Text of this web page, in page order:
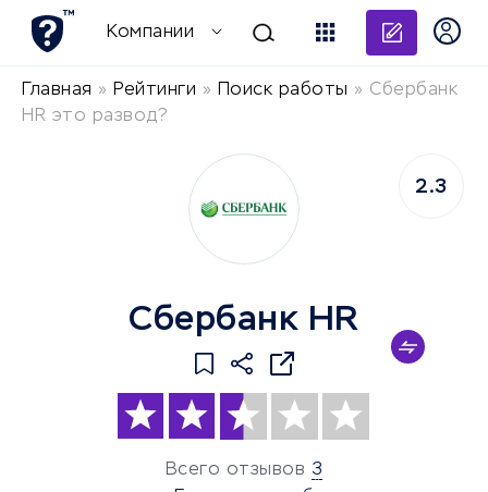
Компании
Главная » Рейтинги » Поиск работы » Сбербанк
HR это развод?
Сбербанк HR
Всего отзывов 3
2.3